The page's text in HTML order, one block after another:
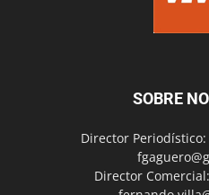
SOBRE
Director
Director